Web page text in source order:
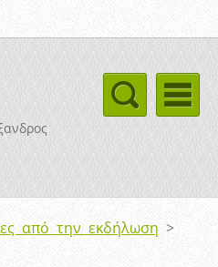
από την εκδήλωση >